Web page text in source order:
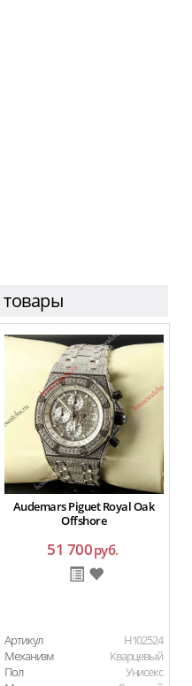
Audemars Piguet Royal Oak
Offshore
51 700руб.
Артикул
H102524
Механизм
Кварцевый
Пол
Унисекс